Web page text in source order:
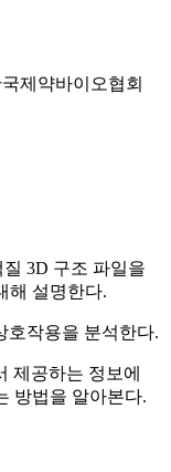
제약바이오협회
질 3D 구조 파일을
해 설명한다.
호작용을 분석한다.
제공하는 정보에
방법을 알아본다.